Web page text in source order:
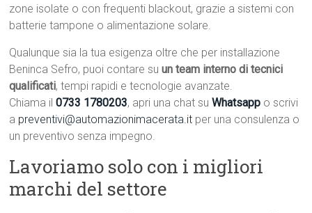
zone isolate o con frequenti blackout, grazie a sistemi con
batterie tampone o alimentazione solare.
Qualunque sia la tua esigenza oltre che per installazione
Beninca Sefro, puoi contare suun team interno di tecnici
qualificati, tempi rapidi e tecnologie avanzate.
Chiama il0733 1780203, apri una chat suWhatsapp o scrivi
a preventivi@automazionimacerata.it per una consulenza o
un preventivo senza impegno.
Lavoriamo solo con i migliori
marchi del settore